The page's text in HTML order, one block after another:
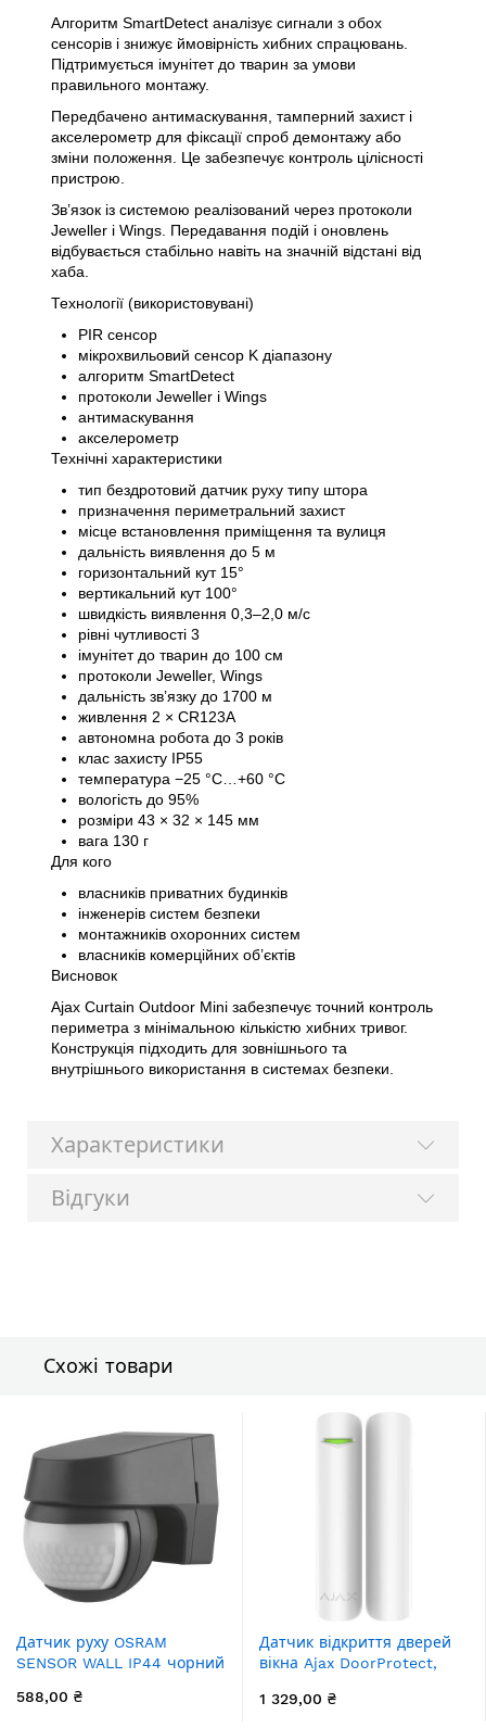
Алгоритм SmartDetect аналізує сигнали з обох
сенсорів і знижує ймовірність хибних спрацювань.
Підтримується імунітет до тварин за умови
правильного монтажу.
Передбачено антимаскування, тамперний захист і
акселерометр для фіксації спроб демонтажу або
зміни положення. Це забезпечує контроль цілісності
пристрою.
Зв’язок із системою реалізований через протоколи
Jeweller і Wings. Передавання подій і оновлень
відбувається стабільно навіть на значній відстані від
хаба.
Технології (використовувані)
PIR сенсор
мікрохвильовий сенсор K діапазону
алгоритм SmartDetect
протоколи Jeweller і Wings
антимаскування
акселерометр
Технічні характеристики
тип бездротовий датчик руху типу штора
призначення периметральний захист
місце встановлення приміщення та вулиця
дальність виявлення до 5 м
горизонтальний кут 15°
вертикальний кут 100°
швидкість виявлення 0,3–2,0 м/с
рівні чутливості 3
імунітет до тварин до 100 см
протоколи Jeweller, Wings
дальність зв’язку до 1700 м
живлення 2 × CR123A
автономна робота до 3 років
клас захисту IP55
температура −25 °C…+60 °C
вологість до 95%
розміри 43 × 32 × 145 мм
вага 130 г
Для кого
власників приватних будинків
інженерів систем безпеки
монтажників охоронних систем
власників комерційних об’єктів
Висновок
Ajax Curtain Outdoor Mini забезпечує точний контроль
периметра з мінімальною кількістю хибних тривог.
Конструкція підходить для зовнішнього та
внутрішнього використання в системах безпеки.
Характеристики
Відгуки
Схожі товари
Датчик руху OSRAM
SENSOR WALL IP44 чорний
588,00 ₴
Датчик відкриття дверей
вікна Ajax DoorProtect,
білий (7063.03.WH1)
1 329,00 ₴